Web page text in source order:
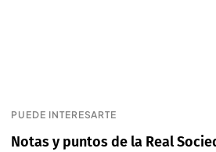
PUEDE INTERESARTE
Notas y puntos de la Real